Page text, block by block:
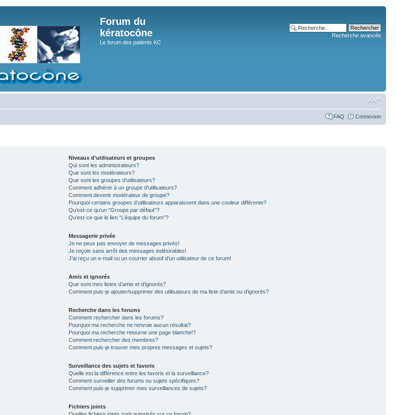
Forum du
kératocône
Le forum des patients KC
Recherche avancée
FAQ Connexion
Niveaux d’utilisateurs et groupes
Qui sont les administrateurs?
Que sont les modérateurs?
Que sont les groupes d’utilisateurs?
Comment adhérer à un groupe d’utilisateurs?
Comment devenir modérateur de groupe?
Pourquoi certains groupes d’utilisateurs apparaissent dans une couleur différente?
Qu’est-ce qu’un “Groupe par défaut”?
Qu’est-ce que le lien “L’équipe du forum”?
Messagerie privée
Je ne peux pas envoyer de messages privés!
Je reçois sans arrêt des messages indésirables!
J’ai reçu un e-mail ou un courrier abusif d’un utilisateur de ce forum!
Amis et ignorés
Que sont mes listes d’amis et d’ignorés?
Comment puis-je ajouter/supprimer des utilisateurs de ma liste d’amis ou d’ignorés?
Recherche dans les forums
Comment rechercher dans les forums?
Pourquoi ma recherche ne renvoie aucun résultat?
Pourquoi ma recherche retourne une page blanche!?
Comment rechercher des membres?
Comment puis-je trouver mes propres messages et sujets?
Surveillance des sujets et favoris
Quelle est la différence entre les favoris et la surveillance?
Comment surveiller des forums ou sujets spécifiques?
Comment puis-je supprimer mes surveillances de sujets?
Fichiers joints